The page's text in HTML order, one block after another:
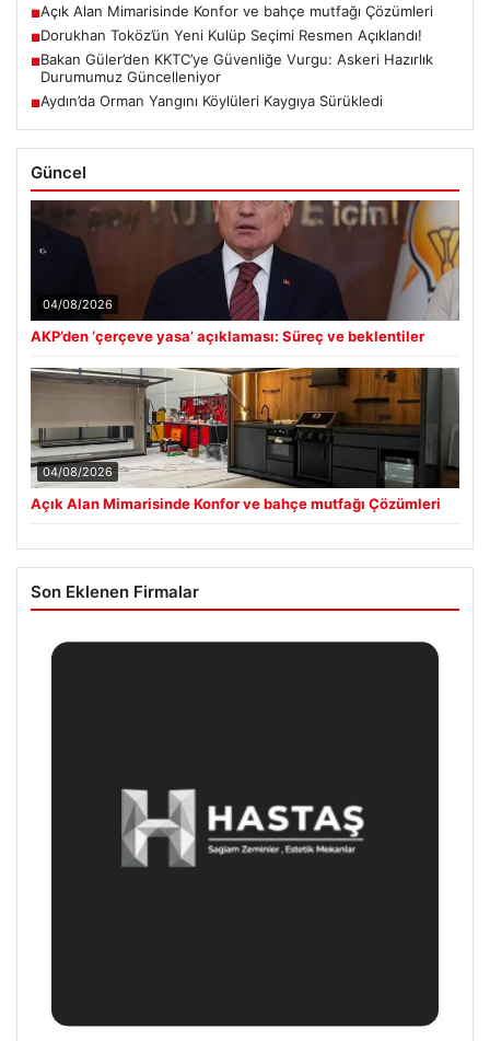
■Açık Alan Mimarisinde Konfor ve bahçe mutfağı Çözümleri
■Dorukhan Toköz’ün Yeni Kulüp Seçimi Resmen Açıklandı!
■Bakan Güler’den KKTC’ye Güvenliğe Vurgu: Askeri Hazırlık
Durumumuz Güncelleniyor
■Aydın’da Orman Yangını Köylüleri Kaygıya Sürükledi
Güncel
04/08/2026
AKP’den ‘çerçeve yasa’ açıklaması: Süreç ve beklentiler
04/08/2026
Açık Alan Mimarisinde Konfor ve bahçe mutfağı Çözümleri
Son Eklenen Firmalar